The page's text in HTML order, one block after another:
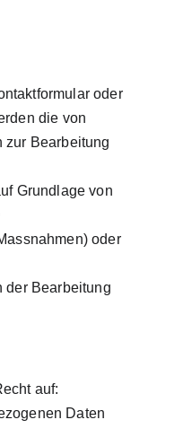
oder
die von
zur Bearbeitung
Grundlage von
oder
der Bearbeitung
auf:
Daten